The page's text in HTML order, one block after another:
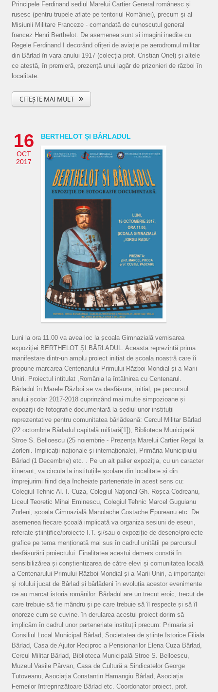
Principele Ferdinand sediul Marelui Cartier General românesc și
rusesc (pentru trupele aflate pe teritoriul României), precum și al
Misiunii Militare Franceze - comandată de cunoscutul general
francez Henri Berthelot. De asemenea sunt și imagini inedite cu
Regele Ferdinand I decorând ofițeri de aviație pe aerodromul militar
din Bârlad în vara anului 1917 (colecția prof. Cristian Onel) și altele
ce atestă, în premieră, prezență unui lagăr de prizonieri de război în
localitate.
CITEȘTE MAI MULT
16
OCT
2017
BERTHELOT ȘI BÂRLADUL
Luni la ora 11.00 va avea loc la școala Gimnazială vernisarea
expoziției BERTHELOT ȘI BÂRLADUL. Aceasta reprezintă prima
manifestare dintr-un amplu proiect inițiat de școala noastră care îi
propune marcarea Centenarului Primului Război Mondial și a Marii
Uniri. Proiectul intitulat ,România la întâlnirea cu Centenarul.
Bârladul în Marele Război se va desfășura, initial, pe parcursul
anului școlar 2017-2018 cuprinzând mai multe simpozioane și
expoziții de fotografie documentară la sediul unor instituții
reprezentative pentru comunitatea bârlădeană: Cercul Militar Bârlad
(22 octombrie Bârladul capitală militară[1]), Biblioteca Municipală
Stroe S. Belloescu (25 noiembrie - Prezența Marelui Cartier Regal la
Zorleni. Implicații naționale și internaționale), Primăria Municipiului
Bârlad (1 Decembrie) etc. . Pe un alt palier expoziția, cu un caracter
itinerant, va circula la instituțiile școlare din localitate și din
împrejurimi fiind deja încheiate parteneriate în acest sens cu:
Colegiul Tehnic Al. I. Cuza, Colegiul Național Gh. Roșca Codreanu,
Liceul Teoretic Mihai Eminescu, Colegiul Tehnic Marcel Guguianu
Zorleni, școala Gimnazială Manolache Costache Epureanu etc. De
asemenea fiecare școală implicată va organiza sesiuni de eseuri,
referate științifice/proiecte I.T. și/sau o expoziție de desene/proiecte
grafice pe tema menționată mai sus în cadrul unității pe parcursul
desfășurării proiectului. Finalitatea acestui demers constă în
sensibilizărea și conștientizarea de către elevi și comunitatea locală
a Centenarului Primului Război Mondial și a Marii Uniri, a importanței
și rolului jucat de Bârlad și bârlădeni în evoluția acestor evenimente
ce au marcat istoria românilor. Bârladul are un trecut eroic, trecut de
care trebuie să fie mândru și pe care trebuie să îl respecte și să îl
onoreze cum se cuvine. în derularea acestui proiect dorim să
implicăm în cadrul unor parteneriate instituții precum: Primaria și
Consiliul Local Municipal Bârlad, Societatea de științe Istorice Filiala
Bârlad, Casa de Ajutor Reciproc a Pensionarilor Elena Cuza Bârlad,
Cercul Militar Bârlad, Biblioteca Municipală Stroe S. Belloescu,
Muzeul Vasile Pârvan, Casa de Cultură a Sindicatelor George
Tutoveanu, Asociația Constantin Hamangiu Bârlad, Asociația
Femeilor întreprinzătoare Bârlad etc. Coordonator proiect, prof.